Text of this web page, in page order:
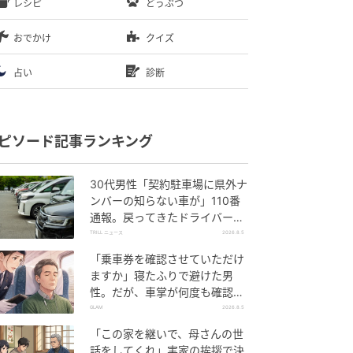
レシピ どうぶつ
おでかけ クイズ
占い 診断
ソード記事ランキング
30代男性「契約駐車場に県外ナ
ンバーの知らない車が」110番
通報。戻ってきたドライバー
の“言い分”に「口論になった」
TRILL ニュース 2026.8.5
「乗車券を確認させていただけ
ますか」寝たふりで避けた男
性。だが、車掌が何度も確認し
た結果
GLAM 2026.8.5
「この家を継いで、母さんの世
話をしてくれ」実家の挨拶で決